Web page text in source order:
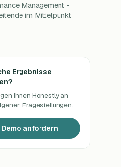
Management -
im Mittelpunkt
Ergebnisse
Ihnen Honestly an
Fragestellungen.
Demo anfordern